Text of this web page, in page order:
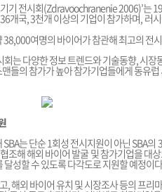
기 전시회(Zdravoochranenie 2006)’는
개국, 3천개 이상의 기업이 참가하며, 러
여명의 바이어가 참관해 최고의 전
는 다양한 정보 트렌드와 기술동향, 시장
들의 참가가 높아 참가기업들에게 동유
는 단순 1회성 전시지원이 아닌 SBA의
조해 해외 바이어 발굴 및 참가기업을 대
성할 수 있도록 다각도로 지원할 예정이
해외 바이어 유치 및 시장조사 등의 프리